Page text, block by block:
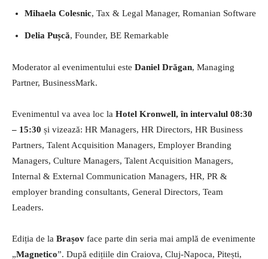
Mihaela Colesnic, Tax & Legal Manager, Romanian Software
Delia Pușcă, Founder, BE Remarkable
Moderator al evenimentului este Daniel Drăgan, Managing
Partner, BusinessMark.
Evenimentul va avea loc la Hotel Kronwell, în intervalul 08:30
– 15:30 și vizează: HR Managers, HR Directors, HR Business
Partners, Talent Acquisition Managers, Employer Branding
Managers, Culture Managers, Talent Acquisition Managers,
Internal & External Communication Managers, HR, PR &
employer branding consultants, General Directors, Team
Leaders.
Ediția de la Brașov face parte din seria mai amplă de evenimente
„Magnetico”. După edițiile din Craiova, Cluj-Napoca, Pitești,